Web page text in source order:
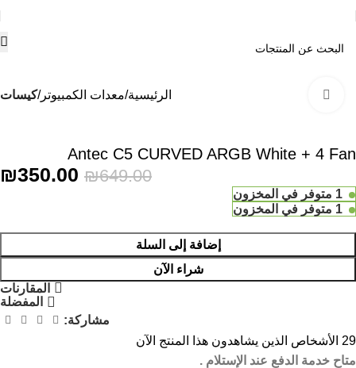
الرئيسية معدات الكمبيوتر كيسات
Antec C5 CURVED ARGB White + 4 Fan
₪649.00
₪350.00
1 متوفر في المخزون
1 متوفر في المخزون
إضافة إلى السلة
شراء الآن
المقارنات
المفضلة
مشاركة:
29 الأشخاص الذين يشاهدون هذا المنتج الآن
متاح خدمة الدفع عند الإستلام .